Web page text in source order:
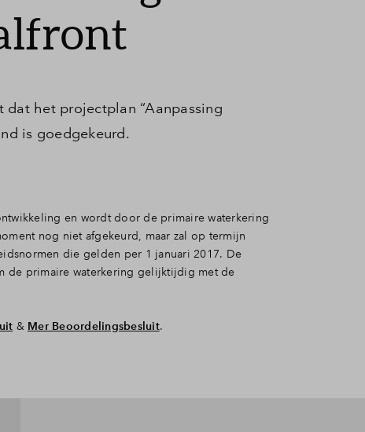
het projectplan “Aanpassing
is goedgekeurd.
en wordt door de primaire waterkering
nog niet afgekeurd, maar zal op termijn
die gelden per 1 januari 2017. De
de primaire waterkering gelijktijdig met de
& Mer Beoordelingsbesluit.